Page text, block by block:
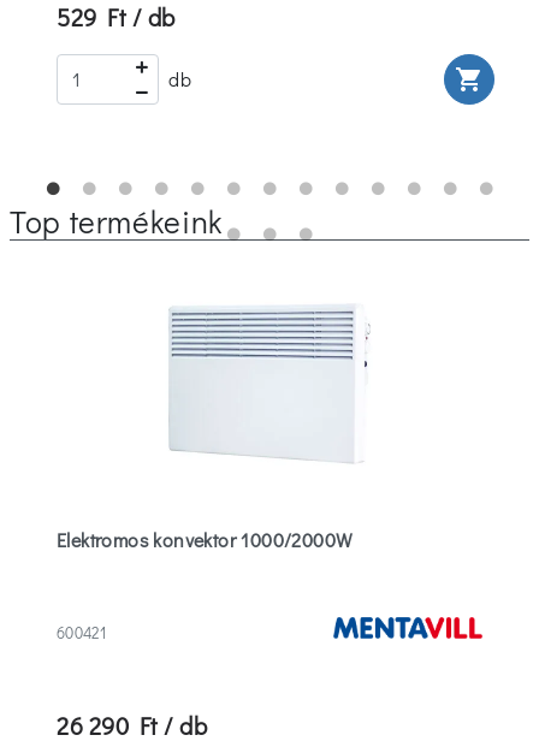
529 Ft / db
db shopping_cart
Top termékeink
Elektromos konvektor 1000/2000W
600421
26 290 Ft / db